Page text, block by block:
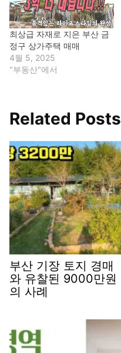
최상급 자재로 지은 부산 금
정구 상가주택 매매
4월 5, 2025
"부동산"에서
Related Posts
부산 기장 토지 경매
와 유찰된 9000만원
의 사례